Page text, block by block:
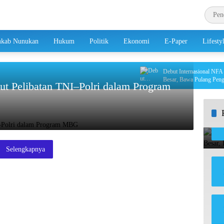
Nunukan Hukum Politik Ekonomi E-Paper
Debut Internasional NFA di
Besar, Bawa Pulang
Pelibatan TNI–Polri dalam Program
Selengkapnya